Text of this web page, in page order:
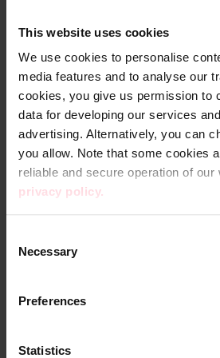
This website uses cookies
We use cookies to personalise
media features and to analyse our
cookies, you give us permission to
data for developing our services
advertising. Alternatively, you can
you allow. Note that some cookies
reliable and secure operation of our
privacy policy.
Necessary
Preferences
Statistics
rahoitusta tekoälyn
Vain kolmessa
sitoutunut ja myöntänyt
rahoitusta.
– Jos johto ei näytä
yksittäisten kokeilujen
Toisaalta kartoituksessa
yhdeksän prosentin